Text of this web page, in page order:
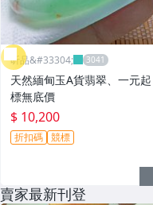
昕品&#33304;
天然緬甸玉A貨翡翠、一元起
標無底價
$ 10,200
折扣碼 競標
賣家最新刊登